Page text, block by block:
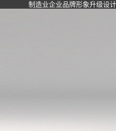
制造业企业品牌形象升级设